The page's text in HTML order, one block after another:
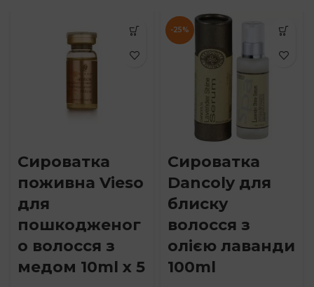
Сироватка
поживна Vieso
для
пошкодженог
о волосся з
медом 10ml x 5
-25%
Сироватка
Dancoly для
блиску
волосся з
олією лаванди
100ml